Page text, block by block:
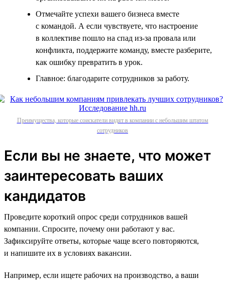
Отмечайте успехи вашего бизнеса вместе
с командой. А если чувствуете, что настроение
в коллективе пошло на спад из-за провала или
конфликта, поддержите команду, вместе разберите,
как ошибку превратить в урок.
Главное: благодарите сотрудников за работу.
Преимущества, которые соискатели видят в компании с небольшим штатом
сотрудников
Если вы не знаете, что может
заинтересовать ваших
кандидатов
Проведите короткий опрос среди сотрудников вашей
компании. Спросите, почему они работают у вас.
Зафиксируйте ответы, которые чаще всего повторяются,
и напишите их в условиях вакансии.
Например, если ищете рабочих на производство, а ваши